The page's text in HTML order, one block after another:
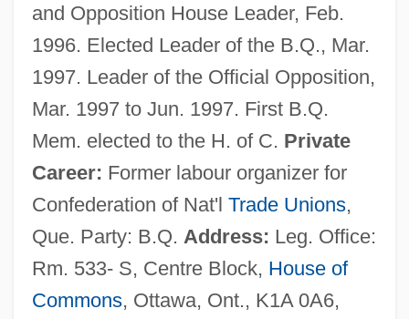
and Opposition House Leader, Feb.
1996. Elected Leader of the B.Q., Mar.
1997. Leader of the Official Opposition,
Mar. 1997 to Jun. 1997. First B.Q.
Mem. elected to the H. of C. Private
Career: Former labour organizer for
Confederation of Nat'l Trade Unions,
Que. Party: B.Q. Address: Leg. Office:
Rm. 533- S, Centre Block, House of
Commons, Ottawa, Ont., K1A 0A6,